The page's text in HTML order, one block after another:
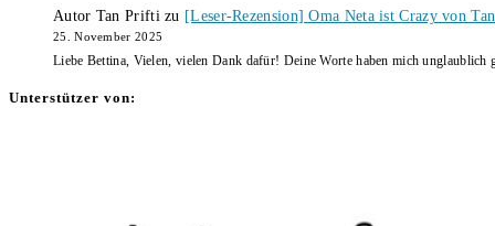
Autor Tan Prifti zu [Leser-Rezension] Oma Neta ist Crazy von
25. November 2025
Liebe Bettina, Vielen, vielen Dank dafür! Deine Worte haben mich unglaublich
Unterstützer von: